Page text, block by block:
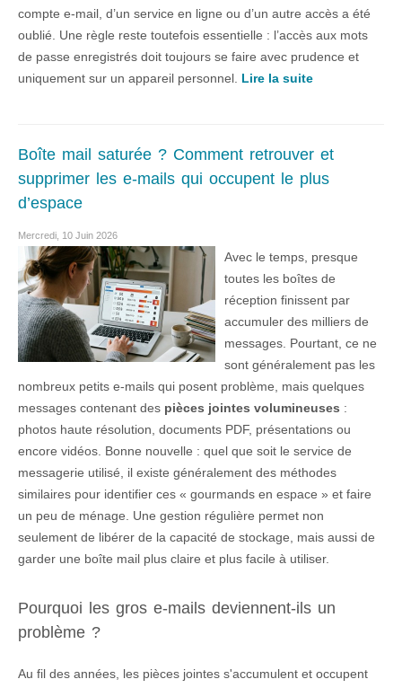
compte e-mail, d’un service en ligne ou d’un autre accès a été
oublié. Une règle reste toutefois essentielle : l’accès aux mots
de passe enregistrés doit toujours se faire avec prudence et
uniquement sur un appareil personnel. Lire la suite
Boîte mail saturée ? Comment retrouver et
supprimer les e-mails qui occupent le plus
d’espace
Mercredi, 10 Juin 2026
Avec le temps, presque
toutes les boîtes de
réception finissent par
accumuler des milliers de
messages. Pourtant, ce ne
sont généralement pas les
nombreux petits e-mails qui posent problème, mais quelques
messages contenant des pièces jointes volumineuses :
photos haute résolution, documents PDF, présentations ou
encore vidéos. Bonne nouvelle : quel que soit le service de
messagerie utilisé, il existe généralement des méthodes
similaires pour identifier ces « gourmands en espace » et faire
un peu de ménage. Une gestion régulière permet non
seulement de libérer de la capacité de stockage, mais aussi de
garder une boîte mail plus claire et plus facile à utiliser.
Pourquoi les gros e-mails deviennent-ils un
problème ?
Au fil des années, les pièces jointes s'accumulent et occupent